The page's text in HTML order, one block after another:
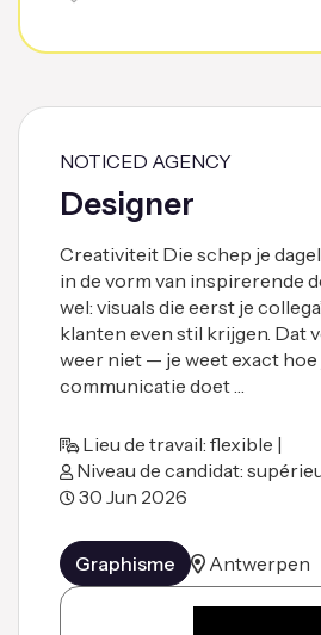
NOTICED AGENCY
Designer
Creativiteit Die schep je
in de vorm van inspirerende
wel: visuals die eerst je
klanten even stil krijgen. Dat
weer niet — je weet exact hoe
communicatie doet …
Lieu de travail: flexible |
Niveau de candidat:
30 Jun 2026
Graphisme Antwerpen